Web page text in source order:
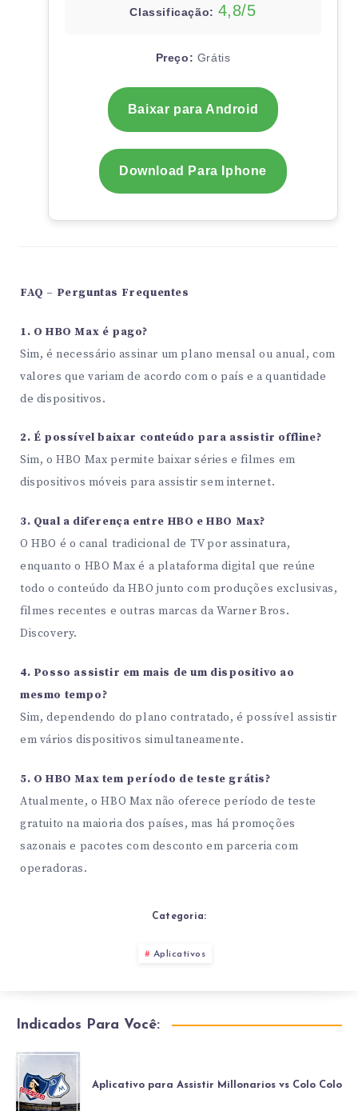
Classificação: 4,8/5
Preço: Grátis
Baixar para Android
Download Para Iphone
FAQ – Perguntas Frequentes
1. O HBO Max é pago?
Sim, é necessário assinar um plano mensal ou anual, com
valores que variam de acordo com o país e a quantidade
de dispositivos.
2. É possível baixar conteúdo para assistir offline?
Sim, o HBO Max permite baixar séries e filmes em
dispositivos móveis para assistir sem internet.
3. Qual a diferença entre HBO e HBO Max?
O HBO é o canal tradicional de TV por assinatura,
enquanto o HBO Max é a plataforma digital que reúne
todo o conteúdo da HBO junto com produções exclusivas,
filmes recentes e outras marcas da Warner Bros.
Discovery.
4. Posso assistir em mais de um dispositivo ao
mesmo tempo?
Sim, dependendo do plano contratado, é possível assistir
em vários dispositivos simultaneamente.
5. O HBO Max tem período de teste grátis?
Atualmente, o HBO Max não oferece período de teste
gratuito na maioria dos países, mas há promoções
sazonais e pacotes com desconto em parceria com
operadoras.
Categoria:
Aplicativos
Indicados Para Você:
Aplicativo para Assistir Millonarios vs Colo Colo